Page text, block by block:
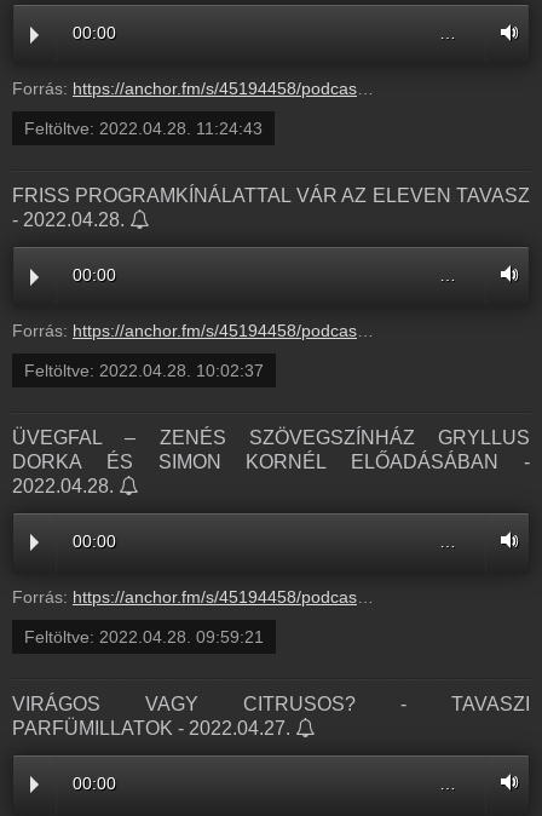
00:00 …
Forrás: https://anchor.fm/s/45194458/podcast/play/51217801/https%3A%2F%2Fd3ctxlq1ktw2nl.cloudfront.net%2Fstaging%2F2022-3-28%2F262272297-44100-2-ce6d0b878c0f6.m4a
Feltöltve: 2022.04.28. 11:24:43
FRISS PROGRAMKÍNÁLATTAL VÁR AZ ELEVEN TAVASZ
- 2022.04.28.
00:00
Forrás: https://anchor.fm/s/45194458/podcast/play/51217891/https%3A%2F%2Fd3ctxlq1ktw2nl.cloudfront.net%2Fproduction%2Fexports%2F45194458%2F51217891%2F9f2d2392bde89a8b61db1b9789a0d60a.m4a
Feltöltve: 2022.04.28. 10:02:37
ÜVEGFAL – ZENÉS SZÖVEGSZÍNHÁZ GRYLLUS
DORKA ÉS SIMON KORNÉL ELŐADÁSÁBAN -
2022.04.28.
00:00
Forrás: https://anchor.fm/s/45194458/podcast/play/51217824/https%3A%2F%2Fd3ctxlq1ktw2nl.cloudfront.net%2Fstaging%2F2022-3-28%2F262272388-44100-2-682ac30c0b273.m4a
Feltöltve: 2022.04.28. 09:59:21
VIRÁGOS VAGY CITRUSOS? - TAVASZI
PARFÜMILLATOK - 2022.04.27.
00:00